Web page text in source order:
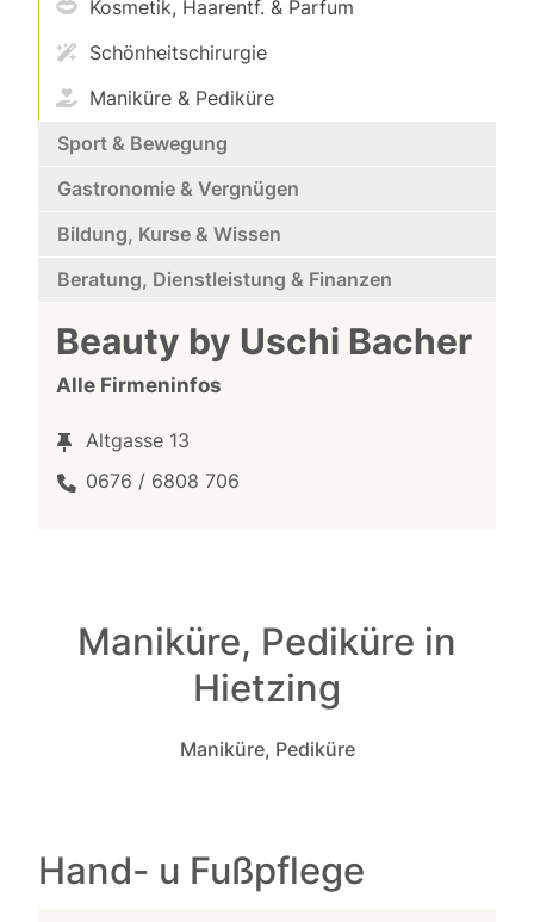
Kosmetik, Haarentf. & Parfum
Schönheitschirurgie
Maniküre & Pediküre
Sport & Bewegung
Gastronomie & Vergnügen
Bildung, Kurse & Wissen
Beratung, Dienstleistung & Finanzen
Beauty by Uschi Bacher
Alle Firmeninfos
Altgasse 13
0676 / 6808 706
Maniküre, Pediküre in
Hietzing
Maniküre, Pediküre
Hand- u Fußpflege